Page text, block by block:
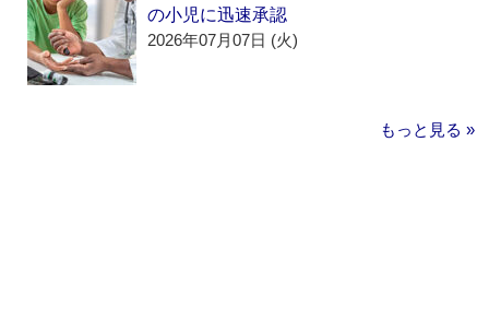
の小児に迅速承認
2026年07月07日 (火)
もっと見る »